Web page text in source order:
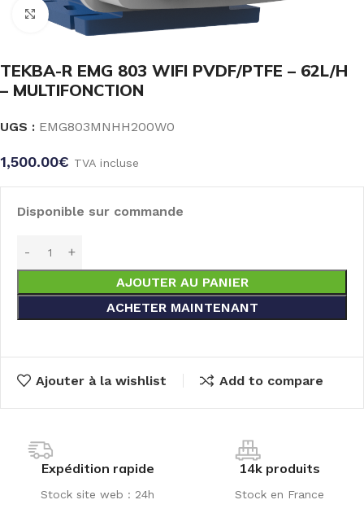
Click to enlarge
TEKBA-R EMG 803 WIFI PVDF/PTFE – 62L/H
– MULTIFONCTION
UGS : EMG803MNHH200W0
1,500.00€ TVA incluse
Disponible sur commande
AJOUTER AU PANIER
ACHETER MAINTENANT
Ajouter à la wishlist Add to compare
Expédition rapide
Stock site web : 24h
14k produits
Stock en France